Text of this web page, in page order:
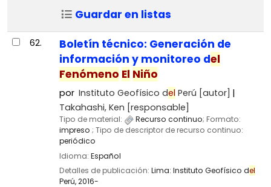
Guardar en listas
62.
Boletín técnico: Generación de
información y monitoreo del
Fenómeno El Niño
por Instituto Geofísico del Perú [autor]
Takahashi, Ken [responsable]
Tipo de material: Recurso continuo; Formato:
impreso ; Tipo de descriptor de recurso continuo:
periódico
Idioma: Español
Detalles de publicación: Lima: Instituto Geofísico del
Perú,2016-